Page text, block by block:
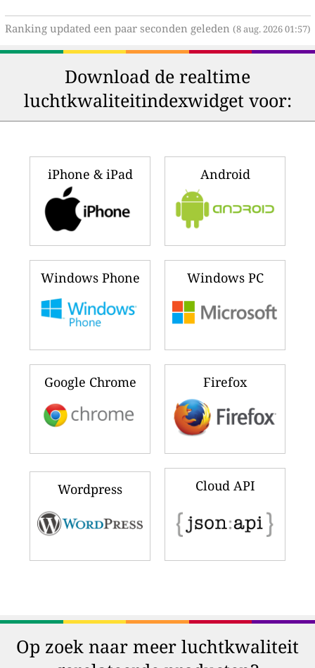
Ranking updated een paar seconden geleden (8 aug. 2026 01:57)
Download de realtime
luchtkwaliteitindexwidget voor:
iPhone & iPad Android
Windows Phone Windows PC
Google Chrome Firefox
Wordpress Cloud API
Op zoek naar meer luchtkwaliteit